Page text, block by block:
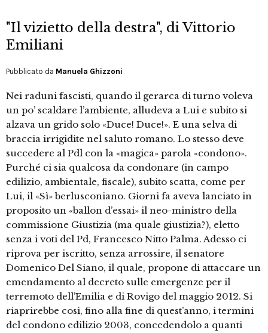
"Il vizietto della destra", di Vittorio
Emiliani
Pubblicato da Manuela Ghizzoni
Nei raduni fascisti, quando il gerarca di turno voleva
un po’ scaldare l’ambiente, alludeva a Lui e subito si
alzava un grido solo «Duce! Duce!». E una selva di
braccia irrigidite nel saluto romano. Lo stesso deve
succedere al Pdl con la «magica» parola «condono».
Purché ci sia qualcosa da condonare (in campo
edilizio, ambientale, fiscale), subito scatta, come per
Lui, il «Sì» berlusconiano. Giorni fa aveva lanciato in
proposito un «ballon d’essai» il neo-ministro della
commissione Giustizia (ma quale giustizia?), eletto
senza i voti del Pd, Francesco Nitto Palma. Adesso ci
riprova per iscritto, senza arrossire, il senatore
Domenico Del Siano, il quale, propone di attaccare un
emendamento al decreto sulle emergenze per il
terremoto dell’Emilia e di Rovigo del maggio 2012. Si
riaprirebbe così, fino alla fine di quest’anno, i termini
del condono edilizio 2003, concedendolo a quanti